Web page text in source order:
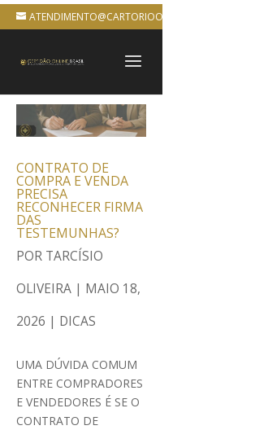
ATENDIMENTO@CARTORIOONLINEBRASIL.COM.BR
CONTRATO DE
COMPRA E VENDA
PRECISA
RECONHECER FIRMA
DAS
TESTEMUNHAS?
POR TARCÍSIO
OLIVEIRA | MAIO 18,
2026 | DICAS
UMA DÚVIDA COMUM
ENTRE COMPRADORES
E VENDEDORES É SE O
CONTRATO DE